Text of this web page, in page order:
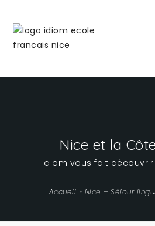
Nice et la
Idiom vous fait découvrir
Accueil » Nice – Séjour